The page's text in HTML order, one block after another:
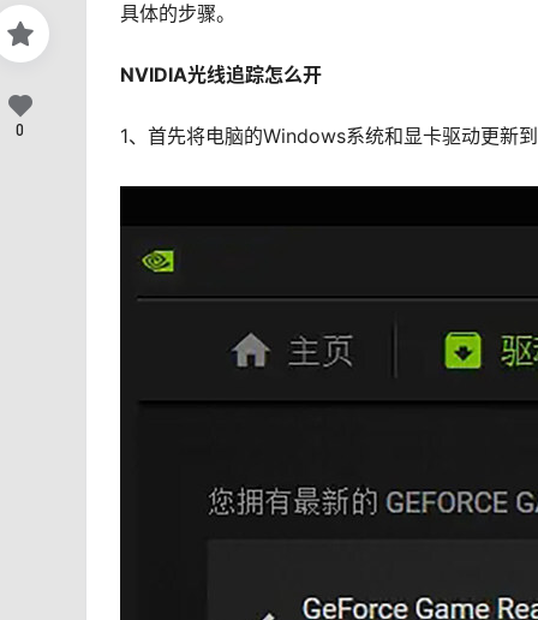
具体的步骤。
NVIDIA光线追踪怎么开
1、首先将电脑的Windows系统和显卡驱动更新
0